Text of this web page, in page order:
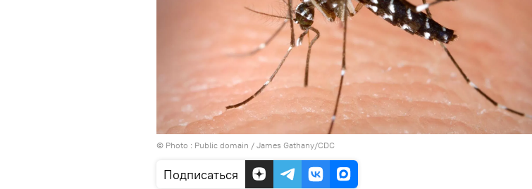
© Photo : Public domain / James Gathany/CDC
Подписаться